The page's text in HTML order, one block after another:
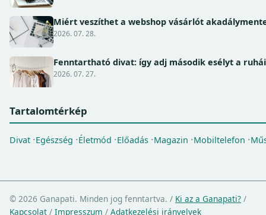
Miért veszíthet a webshop vásárlót
2026. 07. 28.
Fenntartható divat: így adj második esélyt a
2026. 07. 27.
Tartalomtérkép
Divat Egészség Életmód Előadás Magazin Mobiltelefon
© 2026 Ganapati. Minden jog fenntartva. / Ki az a Ganapati? /
Kapcsolat / Impresszum / Adatkezelési irányelvek